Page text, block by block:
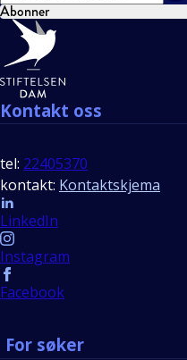
Abonner
Bunntekst
Kontakt oss
tel: 22405370
kontakt: Kontaktskjema
Follow us
LinkedIn
Instagram
Facebook
For søker